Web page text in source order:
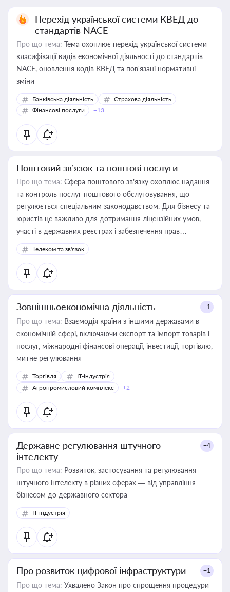
Перехід української системи КВЕД до
стандартів NACE
Про що тема: Тема охоплює перехід української системи
класифікації видів економічної діяльності до стандартів
NACE, оновлення кодів КВЕД та пов'язані нормативні
зміни
Банківська діяльність
Страхова діяльність
Фінансові послуги
+13
Поштовий зв’язок та поштові послуги
Про що тема: Сфера поштового зв’язку охоплює надання
та контроль послуг поштового обслуговування, що
регулюється спеціальним законодавством. Для бізнесу та
юристів це важливо для дотримання ліцензійних умов,
участі в державних реєстрах і забезпечення прав
споживачів.
Телеком та зв'язок
Зовнішньоекономічна діяльність +1
Про що тема: Взаємодія країни з іншими державами в
економічній сфері, включаючи експорт та імпорт товарів і
послуг, міжнародні фінансові операції, інвестиції, торгівлю,
митне регулювання
Торгівля
IT-індустрія
Агропромисловий комплекс
+2
Державне регулювання штучного
інтелекту
+4
Про що тема: Розвиток, застосування та регулювання
штучного інтелекту в різних сферах — від управління
бізнесом до державного сектора
IT-індустрія
Про розвиток цифрової інфраструктури +1
Про що тема: Ухвалено Закон про спрощення процедури